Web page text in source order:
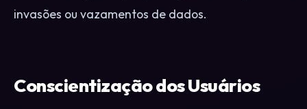
invasões ou vazamentos de dados.
Conscientização dos Usuários